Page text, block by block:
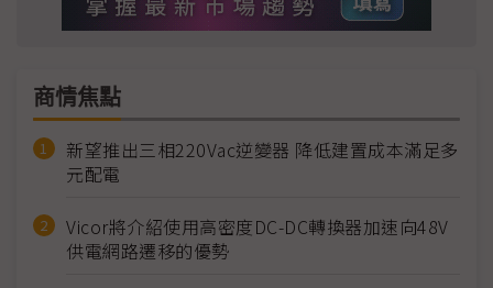
商情焦點
新望推出三相220Vac逆變器 降低建置成本滿足多
元配電
Vicor將介紹使用高密度DC-DC轉換器加速向48V
供電網路遷移的優勢